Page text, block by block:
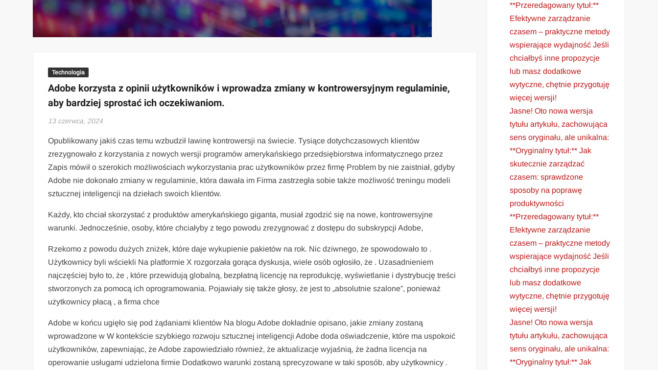
Technologia
Adobe korzysta z opinii użytkowników i wprowadza zmiany w kontrowersyjnym regulaminie,
aby bardziej sprostać ich oczekiwaniom.
13 czerwca, 2024
Opublikowany jakiś czas temu wzbudził lawinę kontrowersji na świecie. Tysiące dotychczasowych klientów
zrezygnowało z korzystania z nowych wersji programów amerykańskiego przedsiębiorstwa informatycznego przez
Zapis mówił o szerokich możliwościach wykorzystania prac użytkowników przez firmę Problem by nie zaistniał, gdyby
Adobe nie dokonało zmiany w regulaminie, która dawała im Firma zastrzegła sobie także możliwość treningu modeli
sztucznej inteligencji na dziełach swoich klientów.
Każdy, kto chciał skorzystać z produktów amerykańskiego giganta, musiał zgodzić się na nowe, kontrowersyjne
warunki. Jednocześnie, osoby, które chciałyby z tego powodu zrezygnować z dostępu do subskrypcji Adobe,
Rzekomo z powodu dużych zniżek, które daje wykupienie pakietów na rok. Nic dziwnego, że spowodowało to .
Użytkownicy byli wściekli Na platformie X rozgorzała gorąca dyskusja, wiele osób ogłosiło, że . Uzasadnieniem
najczęściej było to, że , które przewidują globalną, bezpłatną licencję na reprodukcję, wyświetlanie i dystrybucję treści
stworzonych za pomocą ich oprogramowania. Pojawiały się także głosy, że jest to „absolutnie szalone”, ponieważ
użytkownicy płacą , a firma chce
Adobe w końcu ugięło się pod żądaniami klientów Na blogu Adobe dokładnie opisano, jakie zmiany zostaną
wprowadzone w W kontekście szybkiego rozwoju sztucznej inteligencji Adobe doda oświadczenie, które ma uspokoić
użytkowników, zapewniając, że Adobe zapowiedziało również, że aktualizacje wyjaśnią, że żadna licencja na
operowanie usługami udzielona firmie Dodatkowo warunki zostaną sprecyzowane w taki sposób, aby użytkownicy .
**Przeredagowany tytuł:**
Efektywne zarządzanie
czasem – praktyczne metody
wspierające wydajność Jeśli
chciałbyś inne propozycje
lub masz dodatkowe
wytyczne, chętnie przygotuję
więcej wersji!
Jasne! Oto nowa wersja
tytułu artykułu, zachowująca
sens oryginału, ale unikalna:
**Oryginalny tytuł:** Jak
skutecznie zarządzać
czasem: sprawdzone
sposoby na poprawę
produktywności
**Przeredagowany tytuł:**
Efektywne zarządzanie
czasem – praktyczne metody
wspierające wydajność Jeśli
chciałbyś inne propozycje
lub masz dodatkowe
wytyczne, chętnie przygotuję
więcej wersji!
Jasne! Oto nowa wersja
tytułu artykułu, zachowująca
sens oryginału, ale unikalna:
**Oryginalny tytuł:** Jak